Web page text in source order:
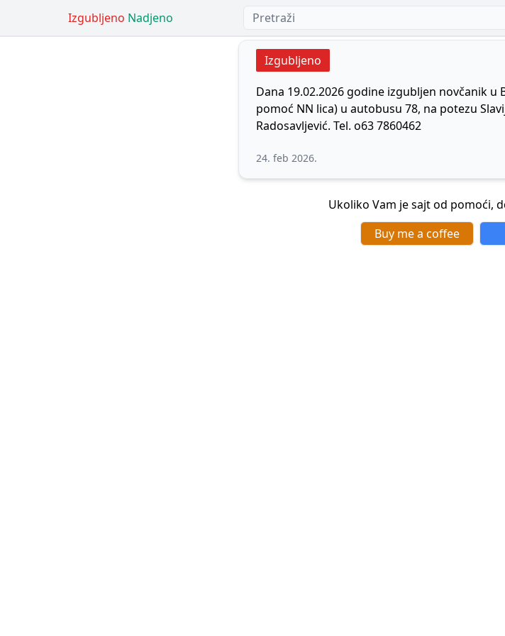
Izgubljeno Nadjeno
Izgubljeno
Dana 19.02.2026 godine izgubljen novčanik
pomoć NN lica) u autobusu 78, na potezu
Radosavljević. Tel. o63 7860462
24. feb 2026.
Ukoliko Vam je sajt od pomoći,
Buy me a coffee